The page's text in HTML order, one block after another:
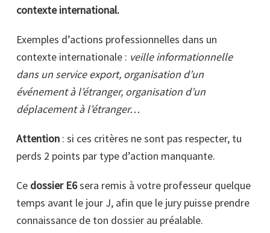
contexte international.
Exemples d’actions professionnelles dans un
contexte internationale : veille informationnelle
dans un service export, organisation d’un
événement à l’étranger, organisation d’un
déplacement à l’étranger…
Attention : si ces critères ne sont pas respecter, tu
perds 2 points par type d’action manquante.
Ce dossier E6sera remis à votre professeur quelque
temps avant le jour J, afin que le jury puisse prendre
connaissance de ton dossier au préalable.